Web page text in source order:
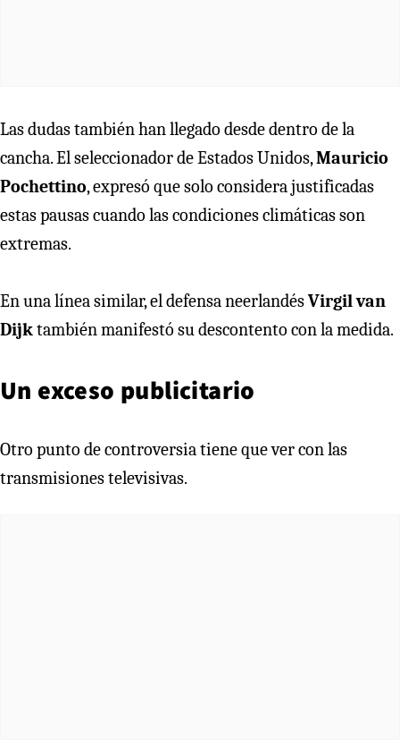
Las dudas también han llegado desde dentro de la
cancha. El seleccionador de Estados Unidos,Mauricio
Pochettino, expresó que solo considera justificadas
estas pausas cuando las condiciones climáticas son
extremas.
En una línea similar, el defensa neerlandésVirgil van
Dijktambién manifestó su descontento con la medida.
Un exceso publicitario
Otro punto de controversia tiene que ver con las
transmisiones televisivas.